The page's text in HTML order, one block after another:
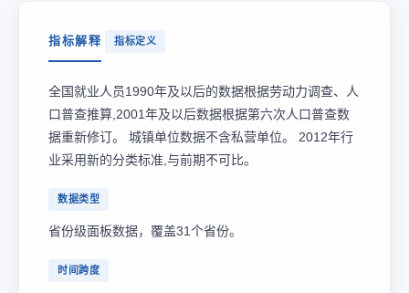
指标解释 指标定义
全国就业人员1990年及以后的数据根据劳动力调查、人
口普查推算,2001年及以后数据根据第六次人口普查数
据重新修订。 城镇单位数据不含私营单位。 2012年行
业采用新的分类标准,与前期不可比。
数据类型
省份级面板数据，覆盖31个省份。
时间跨度